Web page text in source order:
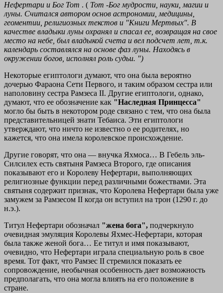
Нефертари и Бог Тот . ( Тот -Бог мудрости, науки, магии и
луны. Считался автором основ астрономии, медицины,
геоментии, религиозных текстов и "Книги Мертвых". В
качестве владыки луны охранял и спасал ее, возвращая на свое
место на небе, был владыкой счета и вел подсчет лет, т.к.
календарь составлялся на основе фаз луны. Находясь в
окружении богов, исполнял роль судьи. ")
Некоторые египтологи думают, что она была вероятно
дочерью Фараона Сети Первого, и таким образом сестра или
наполовину сестра Рамзеса II. Другие египтологи, однако,
думают, что ее обозначение как "Наследная Принцесса"
могло бы быть в некотором роде связано с тем, что она была
представительницей знати Тебаиса. Эти египтологи
утверждают, что ничто не известно о ее родителях, но
кажется, что она имела королевское происхождение.
Другие говорят, что она — внучка Яхмоса… В Гебель эль-
Силсилех есть святыня Рамзеса Второго, где описания
показывают его и Королеву Нефертари, выполняющих
религиозные функции перед различными божествами. Эта
святыня содержит признак, что Королева Нефертари была уже
замужем за Рамзесом II когда он вступил на трон (1290 г. до
н.э.).
Титул Нефертари обозначал "жена бога", подчеркнуло
очевидная эмуляция Королевы Яхмес-Нефертари, которая
была также женой бога… Ее титул и имя показывают,
очевидно, что Нефертари играла специальную роль в свое
время. Тот факт, что Рамзес II стремился показать ее
сопровождение, необычная особенность дает возможность
предполагать, что она могла влиять на его положение в
стране.